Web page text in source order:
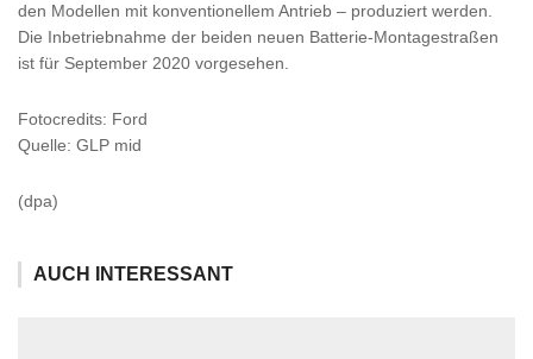
den Modellen mit konventionellem Antrieb – produziert werden.
Die Inbetriebnahme der beiden neuen Batterie-Montagestraßen
ist für September 2020 vorgesehen.
Fotocredits: Ford
Quelle: GLP mid
(dpa)
AUCH INTERESSANT